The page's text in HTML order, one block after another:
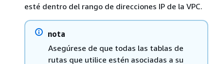
esté dentro del rango de direcciones IP de la VPC.
nota
Asegúrese de que todas las tablas de
rutas que utilice estén asociadas a su